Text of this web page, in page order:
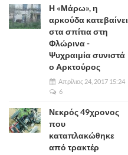
Η «Μάρω», η
αρκούδα κατεβαίνει
στα σπίτια στη
Φλώρινα -
Ψυχραιμία συνιστά
ο Αρκτούρος
Απρίλιος 24, 2017 15:24
6
Νεκρός 49χρονος
που
καταπλακώθηκε
από τρακτέρ